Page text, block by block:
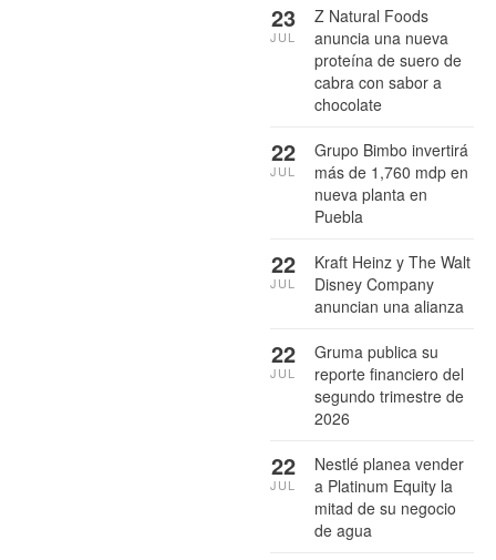
Z Natural Foods
anuncia una nueva
proteína de suero de
cabra con sabor a
chocolate
23
JUL
Grupo Bimbo invertirá
más de 1,760 mdp en
nueva planta en
Puebla
22
JUL
Kraft Heinz y The Walt
Disney Company
anuncian una alianza
22
JUL
Gruma publica su
reporte financiero del
segundo trimestre de
2026
22
JUL
Nestlé planea vender
a Platinum Equity la
mitad de su negocio
de agua
22
JUL